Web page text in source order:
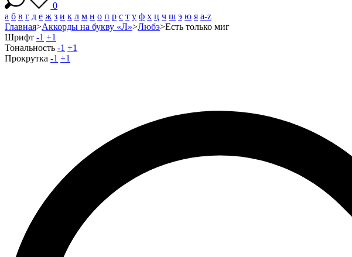
0
а б в г д е ж з и к л м н о п р с т у ф х ц ч ш э ю я a-z
Главная>Аккорды на букву «Л»>Любэ>Есть только миг
Шрифт -1 +1
Тональность -1 +1
Прокрутка -1 +1